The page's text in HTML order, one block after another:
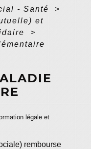
- Santé
>
et
>
légale et
rembourse